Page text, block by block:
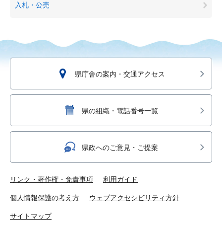
入札・公売
県庁舎の案内・交通アクセス
県の組織・電話番号一覧
県政へのご意見・ご提案
リンク・著作権・免責事項 利用ガイド
個人情報保護の考え方 ウェブアクセシビリティ方針
サイトマップ